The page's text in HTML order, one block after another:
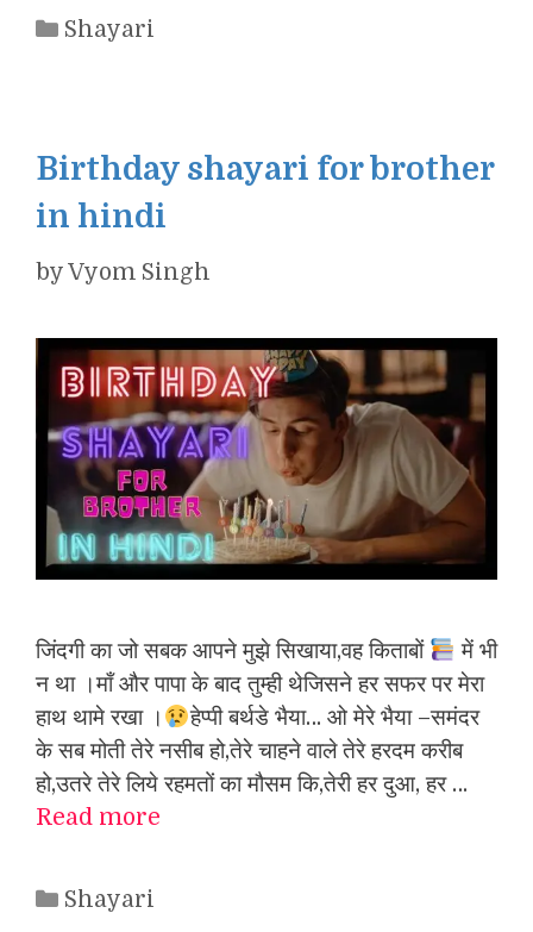
Categories
Shayari
Birthday shayari for brother
in hindi
byVyom Singh
जिंदगी का जो सबक आपने मुझे सिखाया,वह किताबों
में भी
न था ।माँ और पापा के बाद तुम्ही थेजिसने हर सफर पर मेरा
हाथ थामे रखा ।
हेप्पी बर्थडे भैया… ओ मेरे भैया –समंदर
के सब मोती तेरे नसीब हो,तेरे चाहने वाले तेरे हरदम करीब
हो,उतरे तेरे लिये रहमतों का मौसम कि,तेरी हर दुआ, हर …
Read more
Categories
Shayari